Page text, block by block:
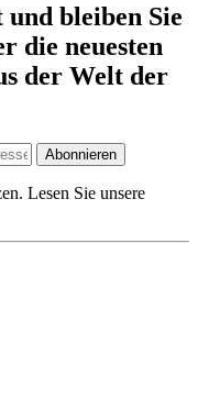
bleiben Sie
die neuesten
der Welt der
Abonnieren
Lesen Sie unsere